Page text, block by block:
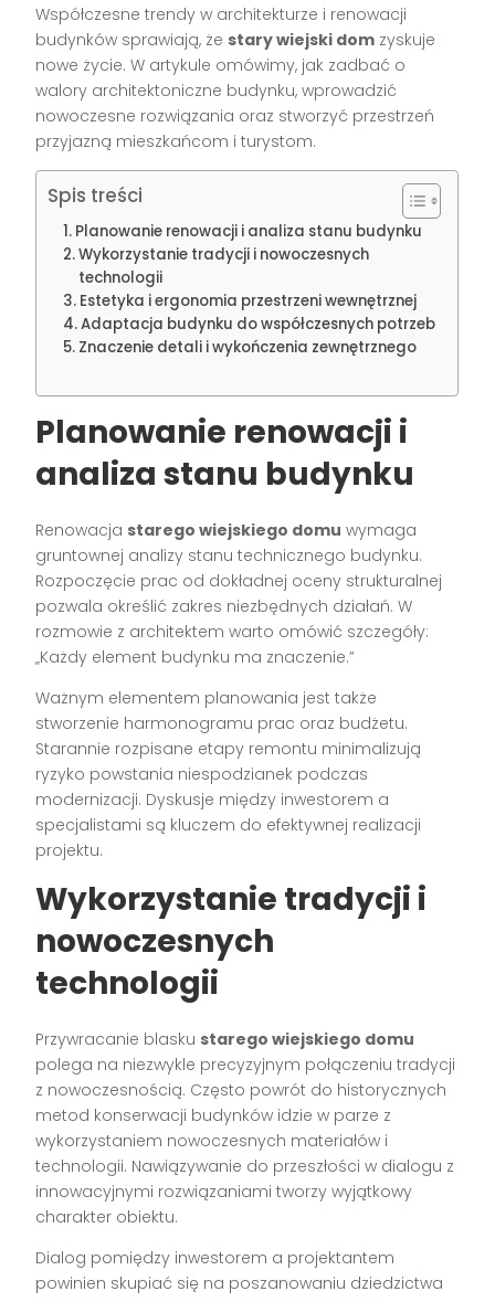
Współczesne trendy w architekturze i renowacji
budynków sprawiają, że stary wiejski dom zyskuje
nowe życie. W artykule omówimy, jak zadbać o
walory architektoniczne budynku, wprowadzić
nowoczesne rozwiązania oraz stworzyć przestrzeń
przyjazną mieszkańcom i turystom.
Spis treści
Planowanie renowacji i analiza stanu budynku
Wykorzystanie tradycji i nowoczesnych
technologii
Estetyka i ergonomia przestrzeni wewnętrznej
Adaptacja budynku do współczesnych potrzeb
Znaczenie detali i wykończenia zewnętrznego
Planowanie renowacji i
analiza stanu budynku
Renowacja starego wiejskiego domu wymaga
gruntownej analizy stanu technicznego budynku.
Rozpoczęcie prac od dokładnej oceny strukturalnej
pozwala określić zakres niezbędnych działań. W
rozmowie z architektem warto omówić szczegóły:
„Każdy element budynku ma znaczenie.”
Ważnym elementem planowania jest także
stworzenie harmonogramu prac oraz budżetu.
Starannie rozpisane etapy remontu minimalizują
ryzyko powstania niespodzianek podczas
modernizacji. Dyskusje między inwestorem a
specjalistami są kluczem do efektywnej realizacji
projektu.
Wykorzystanie tradycji i
nowoczesnych
technologii
Przywracanie blasku starego wiejskiego domu
polega na niezwykle precyzyjnym połączeniu tradycji
z nowoczesnością. Często powrót do historycznych
metod konserwacji budynków idzie w parze z
wykorzystaniem nowoczesnych materiałów i
technologii. Nawiązywanie do przeszłości w dialogu z
innowacyjnymi rozwiązaniami tworzy wyjątkowy
charakter obiektu.
Dialog pomiędzy inwestorem a projektantem
powinien skupiać się na poszanowaniu dziedzictwa